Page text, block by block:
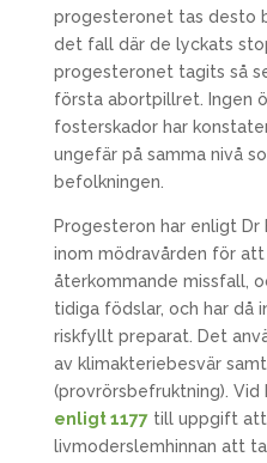
progesteronet tas desto
det fall där de lyckats
progesteronet tagits så
första abortpillret. Ingen
fosterskador har
ungefär på samma nivå
befolkningen.
Progesteron har enligt Dr
inom mödravården för
återkommande missfall,
tidiga födslar, och har då
riskfyllt preparat. Det
av klimakteriebesvär
(provrörsbefruktning).
enligt 1177till uppgift att
livmoderslemhinnan att